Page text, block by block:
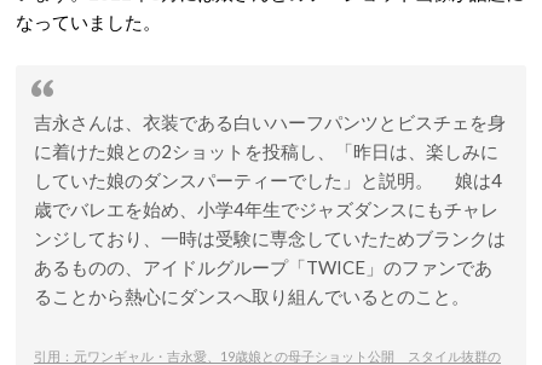
なっていました。
吉永さんは、衣装である白いハーフパンツとビスチェを身
に着けた娘との2ショットを投稿し、「昨日は、楽しみに
していた娘のダンスパーティーでした」と説明。 娘は4
歳でバレエを始め、小学4年生でジャズダンスにもチャレ
ンジしており、一時は受験に専念していたためブランクは
あるものの、アイドルグループ「TWICE」のファンであ
ることから熱心にダンスへ取り組んでいるとのこと。
引用：元ワンギャル・吉永愛、19歳娘との母子ショット公開 スタイル抜群の